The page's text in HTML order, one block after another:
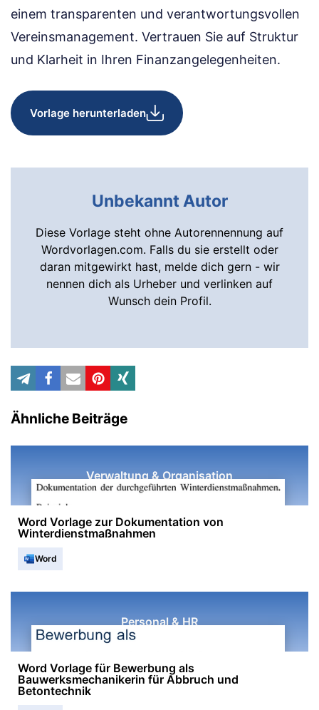
einem transparenten und verantwortungsvollen
Vereinsmanagement. Vertrauen Sie auf Struktur
und Klarheit in Ihren Finanzangelegenheiten.
Vorlage herunterladen
Unbekannt Autor
Diese Vorlage steht ohne Autorennennung auf
Wordvorlagen.com. Falls du sie erstellt oder
daran mitgewirkt hast, melde dich gern - wir
nennen dich als Urheber und verlinken auf
Wunsch dein Profil.
Ähnliche Beiträge
Verwaltung & Organisation
Word Vorlage zur Dokumentation von
Winterdienstmaßnahmen
Word
Personal & HR
Word Vorlage für Bewerbung als
Bauwerksmechanikerin für Abbruch und
Betontechnik